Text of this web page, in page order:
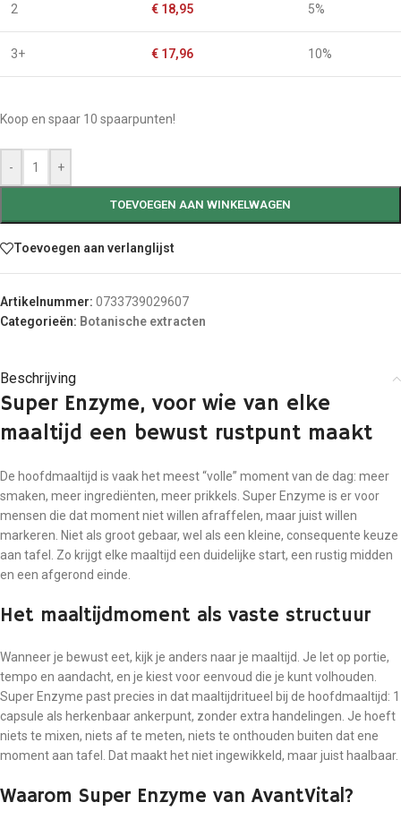
2 € 18,95 5%
3+ € 17,96 10%
Koop en spaar 10 spaarpunten!
- +
TOEVOEGEN AAN WINKELWAGEN
Toevoegen aan verlanglijst
Artikelnummer: 0733739029607
Categorieën: Botanische extracten
Beschrijving
Super Enzyme, voor wie van elke
maaltijd een bewust rustpunt maakt
De hoofdmaaltijd is vaak het meest “volle” moment van de dag: meer
smaken, meer ingrediënten, meer prikkels. Super Enzyme is er voor
mensen die dat moment niet willen afraffelen, maar juist willen
markeren. Niet als groot gebaar, wel als een kleine, consequente keuze
aan tafel. Zo krijgt elke maaltijd een duidelijke start, een rustig midden
en een afgerond einde.
Het maaltijdmoment als vaste structuur
Wanneer je bewust eet, kijk je anders naar je maaltijd. Je let op portie,
tempo en aandacht, en je kiest voor eenvoud die je kunt volhouden.
Super Enzyme past precies in dat maaltijdritueel bij de hoofdmaaltijd: 1
capsule als herkenbaar ankerpunt, zonder extra handelingen. Je hoeft
niets te mixen, niets af te meten, niets te onthouden buiten dat ene
moment aan tafel. Dat maakt het niet ingewikkeld, maar juist haalbaar.
Waarom Super Enzyme van AvantVital?